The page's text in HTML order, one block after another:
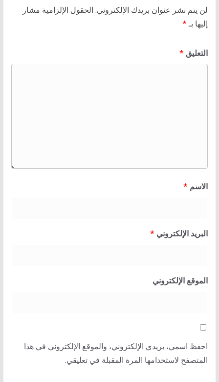
لن يتم نشر عنوان بريدك الإلكتروني. الحقول الإلزامية مشار
إليها بـ*
التعليق *
الاسم *
البريد الإلكتروني *
الموقع الإلكتروني
احفظ اسمي، بريدي الإلكتروني، والموقع الإلكتروني في هذا
المتصفح لاستخدامها المرة المقبلة في تعليقي.